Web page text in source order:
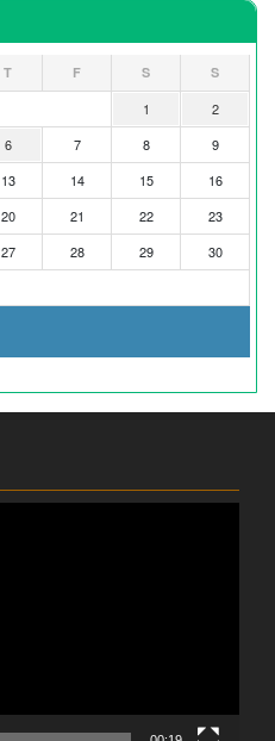
T F S S
1
2
6 7 8
9
13 14 15
16
20 21 22
23
27 28 29
30